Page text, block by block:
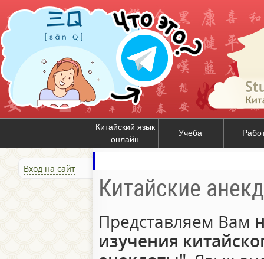
Китайский язык
онлайн
Учеба
Вход на сайт
Китайские
Представляем Вам
изучения